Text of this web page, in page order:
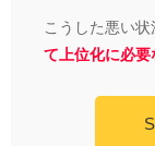
こうした悪い状
て上位化に必要